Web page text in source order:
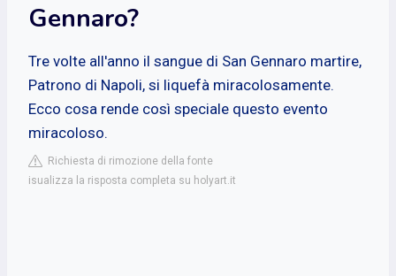
Gennaro?
Tre volte all'anno il sangue di San Gennaro martire,
Patrono di Napoli, si liquefà miracolosamente.
Ecco cosa rende così speciale questo evento
miracoloso.
Richiesta di rimozione della fonte
isualizza la risposta completa su holyart.it